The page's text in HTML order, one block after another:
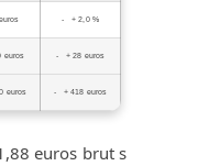
+ 2,0 %
euros + 28 euros
euros + 418 euros
euros brut s